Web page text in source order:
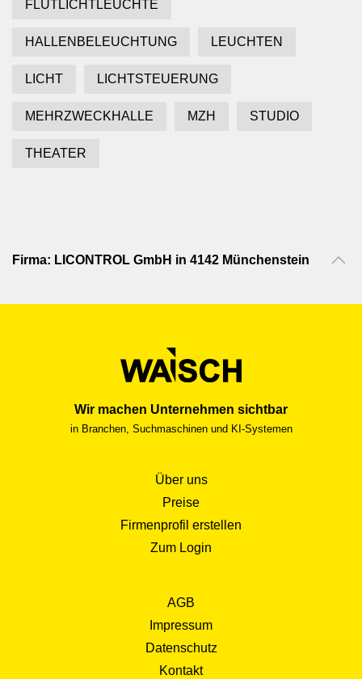
FLUTLICHTLEUCHTE
HALLENBELEUCHTUNG LEUCHTEN
LICHT LICHTSTEUERUNG
MEHRZWECKHALLE MZH STUDIO
THEATER
Firma: LICONTROL GmbH in 4142 Münchenstein
Wir machen Unternehmen sichtbar
in Branchen, Suchmaschinen und KI-Systemen
Über uns
Preise
Firmenprofil erstellen
Zum Login
AGB
Impressum
Datenschutz
Kontakt